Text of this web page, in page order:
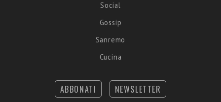
Social
Gossip
Sanremo
Cucina
ABBONATI NEWSLETTER